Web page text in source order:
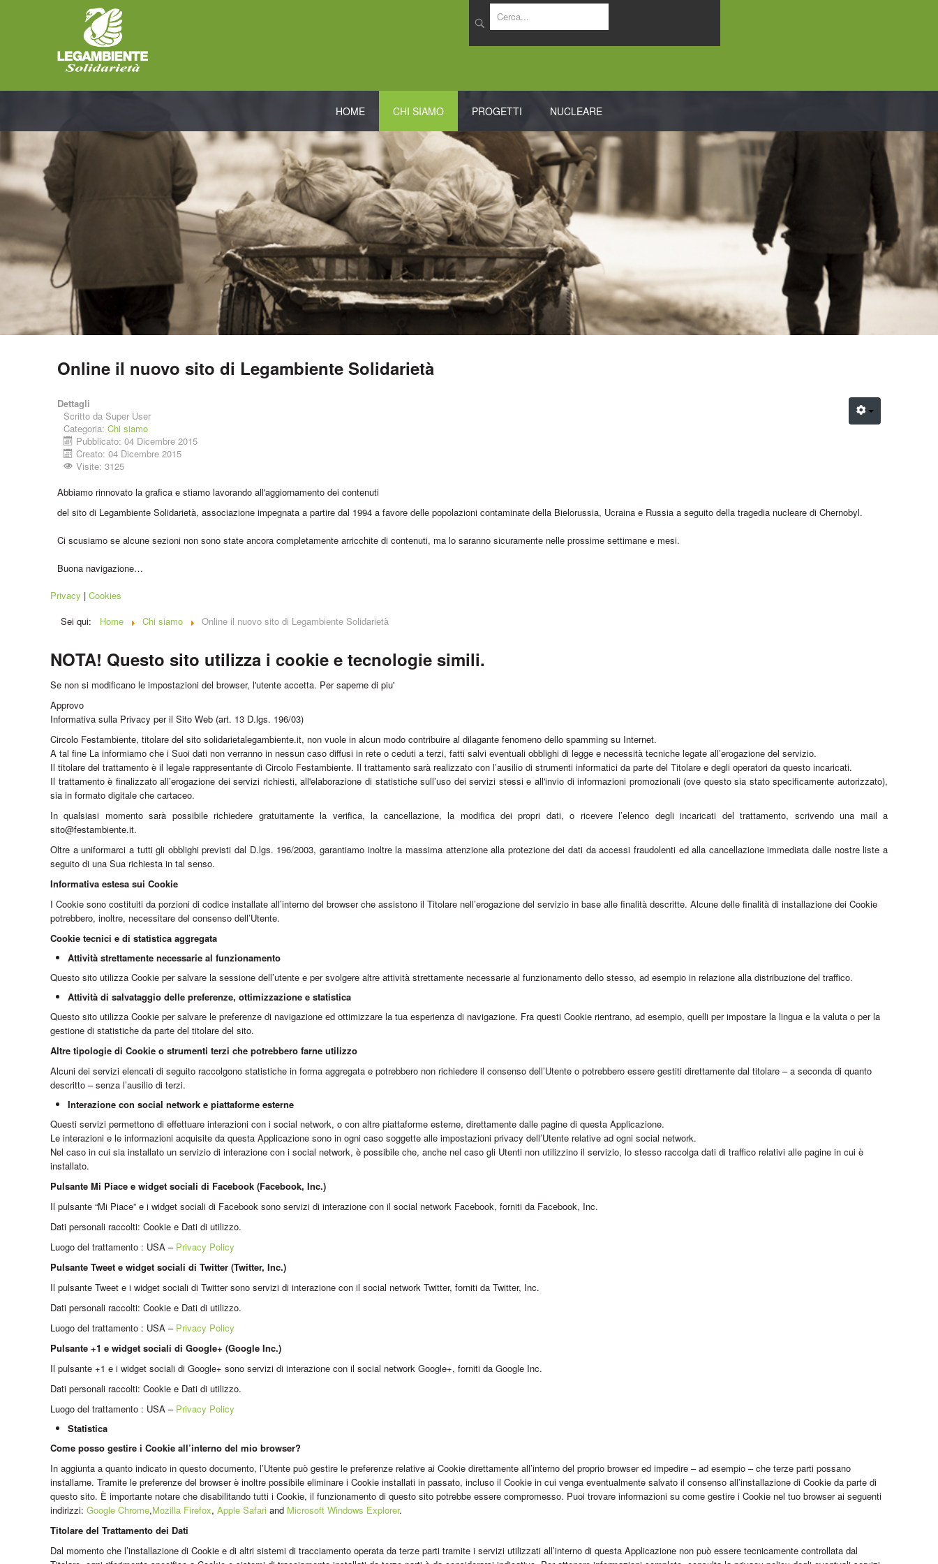
HOME CHI SIAMO PROGETTI NUCLEARE
Online il nuovo sito di Legambiente Solidarietà
Dettagli
Scritto da Super User
Categoria: Chi siamo
Pubblicato: 04 Dicembre 2015
Creato: 04 Dicembre 2015
Visite: 3125
Abbiamo rinnovato la grafica e stiamo lavorando all'aggiornamento dei contenuti
del sito di Legambiente Solidarietà, associazione impegnata a partire dal 1994 a favore delle popolazioni contaminate della Bielorussia, Ucraina e Russia a seguito della tragedia nucleare di Chernobyl.
Ci scusiamo se alcune sezioni non sono state ancora completamente arricchite di contenuti, ma lo saranno sicuramente nelle prossime settimane e mesi.
Buona navigazione…
Privacy | Cookies
Sei qui:
Home Chi siamo Online il nuovo sito di Legambiente Solidarietà
NOTA! Questo sito utilizza i cookie e tecnologie simili.
Se non si modificano le impostazioni del browser, l'utente accetta. Per saperne di piu'
Approvo
Informativa sulla Privacy per il Sito Web (art. 13 D.lgs. 196/03)
Circolo Festambiente, titolare del sito solidarietalegambiente.it, non vuole in alcun modo contribuire al dilagante fenomeno dello spamming su Internet.
A tal fine La informiamo che i Suoi dati non verranno in nessun caso diffusi in rete o ceduti a terzi, fatti salvi eventuali obblighi di legge e necessità tecniche legate all’erogazione del servizio.
Il titolare del trattamento è il legale rappresentante di Circolo Festambiente. Il trattamento sarà realizzato con l’ausilio di strumenti informatici da parte del Titolare e degli operatori da questo incaricati.
Il trattamento è finalizzato all’erogazione dei servizi richiesti, all'elaborazione di statistiche sull’uso dei servizi stessi e all'invio di informazioni promozionali (ove questo sia stato specificamente autorizzato),
sia in formato digitale che cartaceo.
In qualsiasi momento sarà possibile richiedere gratuitamente la verifica, la cancellazione, la modifica dei propri dati, o ricevere l’elenco degli incaricati del trattamento, scrivendo una mail a
sito@festambiente.it.
Oltre a uniformarci a tutti gli obblighi previsti dal D.lgs. 196/2003, garantiamo inoltre la massima attenzione alla protezione dei dati da accessi fraudolenti ed alla cancellazione immediata dalle nostre liste a
seguito di una Sua richiesta in tal senso.
Informativa estesa sui Cookie
I Cookie sono costituiti da porzioni di codice installate all’interno del browser che assistono il Titolare nell’erogazione del servizio in base alle finalità descritte. Alcune delle finalità di installazione dei Cookie
potrebbero, inoltre, necessitare del consenso dell’Utente.
Cookie tecnici e di statistica aggregata
Attività strettamente necessarie al funzionamento
Questo sito utilizza Cookie per salvare la sessione dell’utente e per svolgere altre attività strettamente necessarie al funzionamento dello stesso, ad esempio in relazione alla distribuzione del traffico.
Attività di salvataggio delle preferenze, ottimizzazione e statistica
Questo sito utilizza Cookie per salvare le preferenze di navigazione ed ottimizzare la tua esperienza di navigazione. Fra questi Cookie rientrano, ad esempio, quelli per impostare la lingua e la valuta o per la
gestione di statistiche da parte del titolare del sito.
Altre tipologie di Cookie o strumenti terzi che potrebbero farne utilizzo
Alcuni dei servizi elencati di seguito raccolgono statistiche in forma aggregata e potrebbero non richiedere il consenso dell’Utente o potrebbero essere gestiti direttamente dal titolare – a seconda di quanto
descritto – senza l’ausilio di terzi.
Interazione con social network e piattaforme esterne
Questi servizi permettono di effettuare interazioni con i social network, o con altre piattaforme esterne, direttamente dalle pagine di questa Applicazione.
Le interazioni e le informazioni acquisite da questa Applicazione sono in ogni caso soggette alle impostazioni privacy dell’Utente relative ad ogni social network.
Nel caso in cui sia installato un servizio di interazione con i social network, è possibile che, anche nel caso gli Utenti non utilizzino il servizio, lo stesso raccolga dati di traffico relativi alle pagine in cui è
installato.
Pulsante Mi Piace e widget sociali di Facebook (Facebook, Inc.)
Il pulsante “Mi Piace” e i widget sociali di Facebook sono servizi di interazione con il social network Facebook, forniti da Facebook, Inc.
Dati personali raccolti: Cookie e Dati di utilizzo.
Luogo del trattamento : USA – Privacy Policy
Pulsante Tweet e widget sociali di Twitter (Twitter, Inc.)
Il pulsante Tweet e i widget sociali di Twitter sono servizi di interazione con il social network Twitter, forniti da Twitter, Inc.
Dati personali raccolti: Cookie e Dati di utilizzo.
Luogo del trattamento : USA – Privacy Policy
Pulsante +1 e widget sociali di Google+ (Google Inc.)
Il pulsante +1 e i widget sociali di Google+ sono servizi di interazione con il social network Google+, forniti da Google Inc.
Dati personali raccolti: Cookie e Dati di utilizzo.
Luogo del trattamento : USA – Privacy Policy
Statistica
Come posso gestire i Cookie all’interno del mio browser?
In aggiunta a quanto indicato in questo documento, l’Utente può gestire le preferenze relative ai Cookie direttamente all’interno del proprio browser ed impedire – ad esempio – che terze parti possano
installarne. Tramite le preferenze del browser è inoltre possibile eliminare i Cookie installati in passato, incluso il Cookie in cui venga eventualmente salvato il consenso all’installazione di Cookie da parte di
questo sito. È importante notare che disabilitando tutti i Cookie, il funzionamento di questo sito potrebbe essere compromesso. Puoi trovare informazioni su come gestire i Cookie nel tuo browser ai seguenti
indirizzi: Google Chrome,Mozilla Firefox, Apple Safari and Microsoft Windows Explorer.
Titolare del Trattamento dei Dati
Dal momento che l’installazione di Cookie e di altri sistemi di tracciamento operata da terze parti tramite i servizi utilizzati all’interno di questa Applicazione non può essere tecnicamente controllata dal